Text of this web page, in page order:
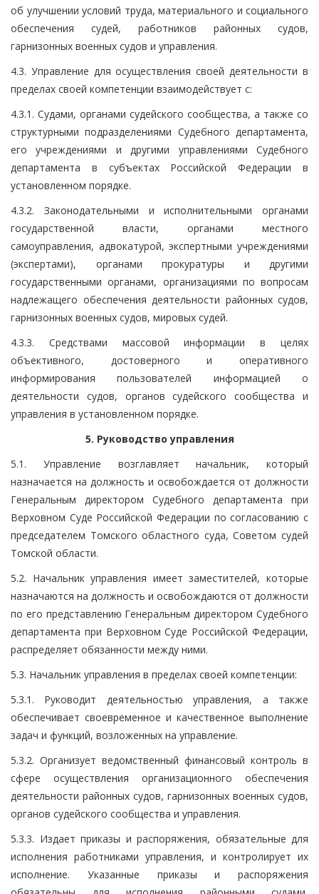
об улучшении условий труда, материального и социального
обеспечения судей, работников районных судов,
гарнизонных военных судов и управления.
4.3. Управление для осуществления своей деятельности в
пределах своей компетенции взаимодействует с:
4.3.1. Судами, органами судейского сообщества, а также со
структурными подразделениями Судебного департамента,
его учреждениями и другими управлениями Судебного
департамента в субъектах Российской Федерации в
установленном порядке.
4.3.2. Законодательными и исполнительными органами
государственной власти, органами местного
самоуправления, адвокатурой, экспертными учреждениями
(экспертами), органами прокуратуры и другими
государственными органами, организациями по вопросам
надлежащего обеспечения деятельности районных судов,
гарнизонных военных судов, мировых судей.
4.3.3. Средствами массовой информации в целях
объективного, достоверного и оперативного
информирования пользователей информацией о
деятельности судов, органов судейского сообщества и
управления в установленном порядке.
5. Руководство управления
5.1. Управление возглавляет начальник, который
назначается на должность и освобождается от должности
Генеральным директором Судебного департамента при
Верховном Суде Российской Федерации по согласованию с
председателем Томского областного суда, Советом судей
Томской области.
5.2. Начальник управления имеет заместителей, которые
назначаются на должность и освобождаются от должности
по его представлению Генеральным директором Судебного
департамента при Верховном Суде Российской Федерации,
распределяет обязанности между ними.
5.3. Начальник управления в пределах своей компетенции:
5.3.1. Руководит деятельностью управления, а также
обеспечивает своевременное и качественное выполнение
задач и функций, возложенных на управление.
5.3.2. Организует ведомственный финансовый контроль в
сфере осуществления организационного обеспечения
деятельности районных судов, гарнизонных военных судов,
органов судейского сообщества и управления.
5.3.3. Издает приказы и распоряжения, обязательные для
исполнения работниками управления, и контролирует их
исполнение. Указанные приказы и распоряжения